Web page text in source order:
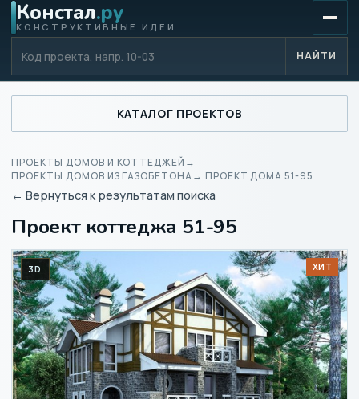
Констал.ру
КОНСТРУКТИВНЫЕ ИДЕИ
НАЙТИ
КАТАЛОГ ПРОЕКТОВ
ПРОЕКТЫ ДОМОВ И КОТТЕДЖЕЙ →
ПРОЕКТЫ ДОМОВ ИЗ ГАЗОБЕТОНА→ ПРОЕКТ ДОМА 51-95
← Вернуться к результатам поиска
Проект коттеджа 51-95
3D ХИТ